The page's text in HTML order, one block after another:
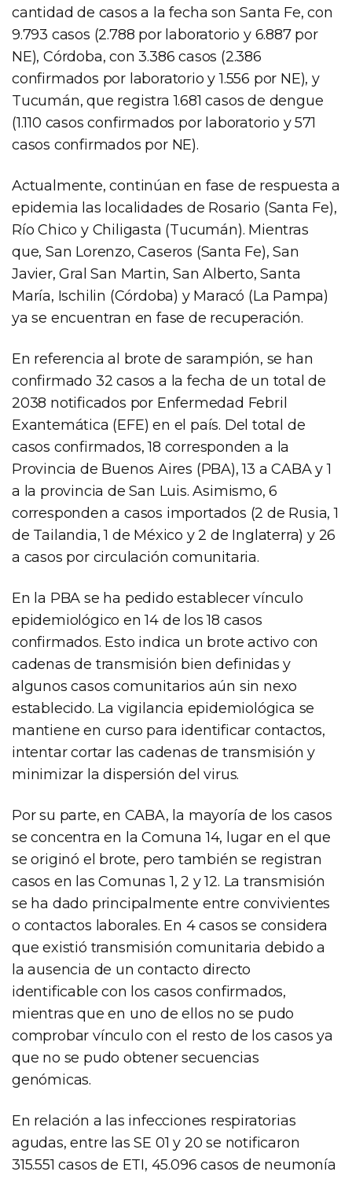
cantidad de casos a la fecha son Santa Fe, con
9.793 casos (2.788 por laboratorio y 6.887 por
NE), Córdoba, con 3.386 casos (2.386
confirmados por laboratorio y 1.556 por NE), y
Tucumán, que registra 1.681 casos de dengue
(1.110 casos confirmados por laboratorio y 571
casos confirmados por NE).
Actualmente, continúan en fase de respuesta a
epidemia las localidades de Rosario (Santa Fe),
Río Chico y Chiligasta (Tucumán). Mientras
que, San Lorenzo, Caseros (Santa Fe), San
Javier, Gral San Martin, San Alberto, Santa
María, Ischilin (Córdoba) y Maracó (La Pampa)
ya se encuentran en fase de recuperación.
En referencia al brote de sarampión, se han
confirmado 32 casos a la fecha de un total de
2038 notificados por Enfermedad Febril
Exantemática (EFE) en el país. Del total de
casos confirmados, 18 corresponden a la
Provincia de Buenos Aires (PBA), 13 a CABA y 1
a la provincia de San Luis. Asimismo, 6
corresponden a casos importados (2 de Rusia, 1
de Tailandia, 1 de México y 2 de Inglaterra) y 26
a casos por circulación comunitaria.
En la PBA se ha pedido establecer vínculo
epidemiológico en 14 de los 18 casos
confirmados. Esto indica un brote activo con
cadenas de transmisión bien definidas y
algunos casos comunitarios aún sin nexo
establecido. La vigilancia epidemiológica se
mantiene en curso para identificar contactos,
intentar cortar las cadenas de transmisión y
minimizar la dispersión del virus.
Por su parte, en CABA, la mayoría de los casos
se concentra en la Comuna 14, lugar en el que
se originó el brote, pero también se registran
casos en las Comunas 1, 2 y 12. La transmisión
se ha dado principalmente entre convivientes
o contactos laborales. En 4 casos se considera
que existió transmisión comunitaria debido a
la ausencia de un contacto directo
identificable con los casos confirmados,
mientras que en uno de ellos no se pudo
comprobar vínculo con el resto de los casos ya
que no se pudo obtener secuencias
genómicas.
En relación a las infecciones respiratorias
agudas, entre las SE 01 y 20 se notificaron
315.551 casos de ETI, 45.096 casos de neumonía